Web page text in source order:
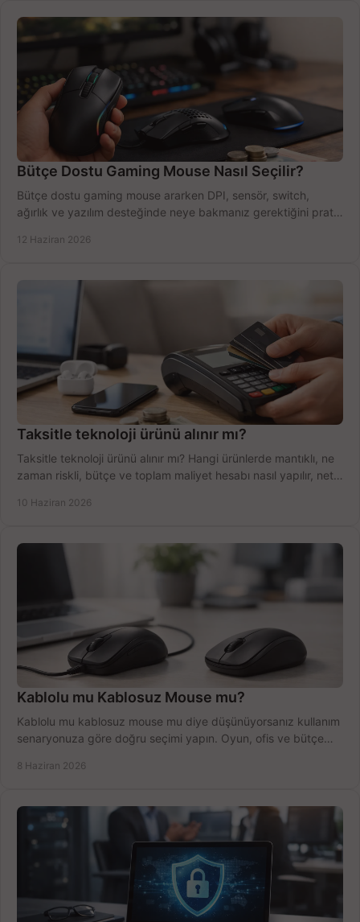
Bütçe Dostu Gaming Mouse Nasıl Seçilir?
Bütçe dostu gaming mouse ararken DPI, sensör, switch,
ağırlık ve yazılım desteğinde neye bakmanız gerektiğini pratik
12 Haziran 2026
Taksitle teknoloji ürünü alınır mı?
Taksitle teknoloji ürünü alınır mı? Hangi ürünlerde mantıklı, ne
zaman riskli, bütçe ve toplam maliyet hesabı nasıl yapılır, net
10 Haziran 2026
Kablolu mu Kablosuz Mouse mu?
Kablolu mu kablosuz mouse mu diye düşünüyorsanız kullanım
senaryonuza göre doğru seçimi yapın. Oyun, ofis ve bütçe
8 Haziran 2026